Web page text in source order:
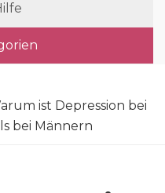
ist Depression bei
bei Männern